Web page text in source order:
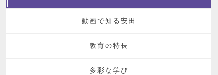
動画で知る安田
教育の特長
多彩な学び